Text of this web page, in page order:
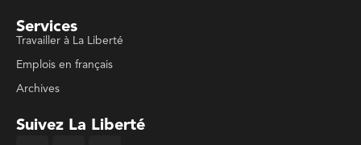
Services
Travailler à La Liberté
Emplois en français
Archives
Suivez La Liberté